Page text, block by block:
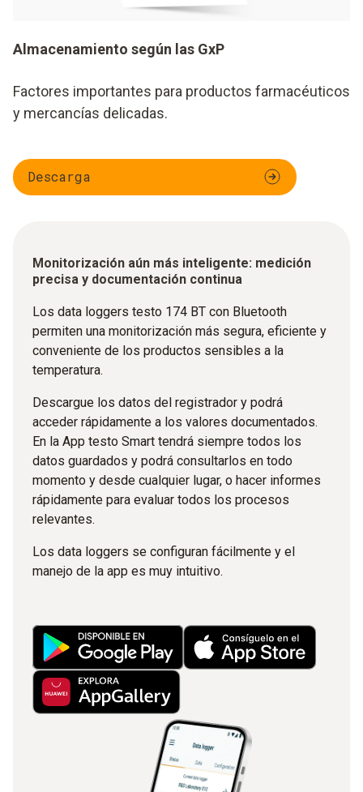
Almacenamiento según las GxP
Factores importantes para productos farmacéuticos
y mercancías delicadas.
Descarga
Monitorización aún más inteligente: medición
precisa y documentación continua
Los data loggers testo 174 BT con Bluetooth
permiten una monitorización más segura, eficiente y
conveniente de los productos sensibles a la
temperatura.
Descargue los datos del registrador y podrá
acceder rápidamente a los valores documentados.
En la App testo Smart tendrá siempre todos los
datos guardados y podrá consultarlos en todo
momento y desde cualquier lugar, o hacer informes
rápidamente para evaluar todos los procesos
relevantes.
Los data loggers se configuran fácilmente y el
manejo de la app es muy intuitivo.